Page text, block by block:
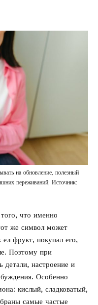
на обновление, полезный
переживаний, Источник:
что именно
же символ может
фрукт, покупал его,
Поэтому при
детали, настроение и
Особенно
кислый, сладковатый,
самые частые